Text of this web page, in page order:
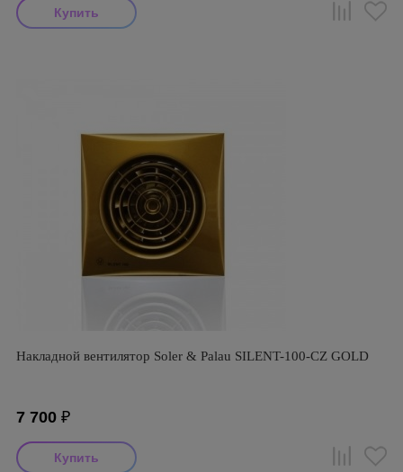
Накладной вентилятор Soler & Palau SILENT-100-CZ GOLD
7 700 ₽